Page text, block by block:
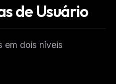
de Usuário
em dois níveis